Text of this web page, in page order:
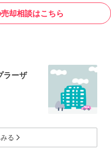
却相談はこちら
ラーザ
る